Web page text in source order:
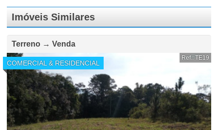
Imóveis Similares
Terreno → Venda
COMERCIAL & RESIDENCIAL
Ref.: TE19